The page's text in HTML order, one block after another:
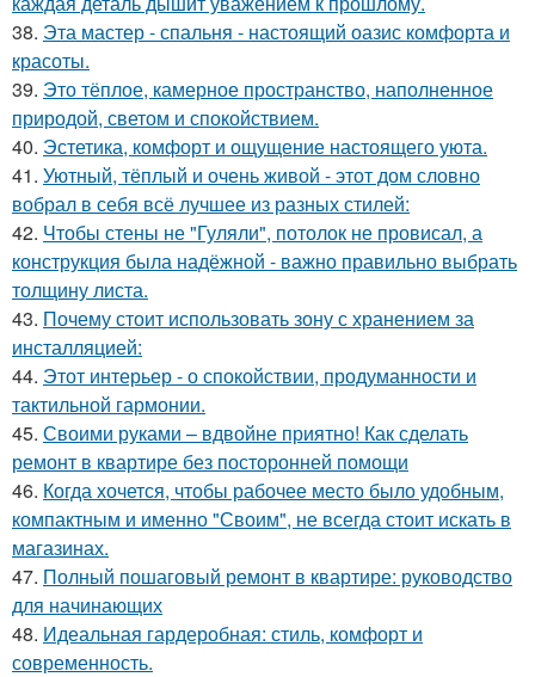
38. Эта мастер - спальня - настоящий оазис комфорта и
красоты.
39. Это тёплое, камерное пространство, наполненное
природой, светом и спокойствием.
40. Эстетика, комфорт и ощущение настоящего уюта.
41. Уютный, тёплый и очень живой - этот дом словно
вобрал в себя всё лучшее из разных стилей:
42. Чтобы стены не "Гуляли", потолок не провисал, а
конструкция была надёжной - важно правильно выбрать
толщину листа.
43. Почему стоит использовать зону с хранением за
инсталляцией:
44. Этот интерьер - о спокойствии, продуманности и
тактильной гармонии.
45. Своими руками – вдвойне приятно! Как сделать
ремонт в квартире без посторонней помощи
46. Когда хочется, чтобы рабочее место было удобным,
компактным и именно "Своим", не всегда стоит искать в
магазинах.
47. Полный пошаговый ремонт в квартире: руководство
для начинающих
48. Идеальная гардеробная: стиль, комфорт и
современность.